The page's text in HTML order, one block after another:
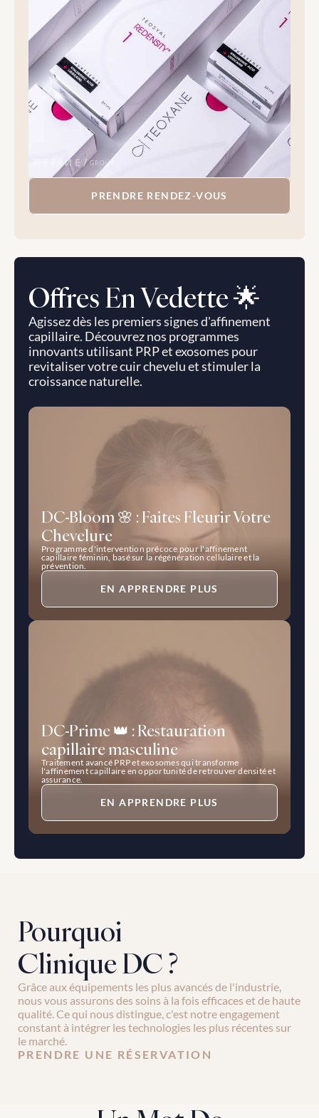
PRENDRE RENDEZ-VOUS
Offres En Vedette 🌟
Agissez dès les premiers signes d'affinement
capillaire. Découvrez nos programmes
innovants utilisant PRP et exosomes pour
revitaliser votre cuir chevelu et stimuler la
croissance naturelle.
Programme d'intervention précoce pour l'affinement
capillaire féminin, basé sur la régénération cellulaire et la
prévention.
DC-Bloom 🌸 : Faites Fleurir Votre
Chevelure
EN APPRENDRE PLUS
Traitement avancé PRP et exosomes qui transforme
l'affinement capillaire en opportunité de retrouver densité et
assurance.
DC-Prime 👑 : Restauration
capillaire masculine
EN APPRENDRE PLUS
Pourquoi
Clinique DC ?
Grâce aux équipements les plus avancés de l'industrie,
nous vous assurons des soins à la fois efficaces et de haute
qualité. Ce qui nous distingue, c'est notre engagement
constant à intégrer les technologies les plus récentes sur
le marché.
PRENDRE UNE RÉSERVATION